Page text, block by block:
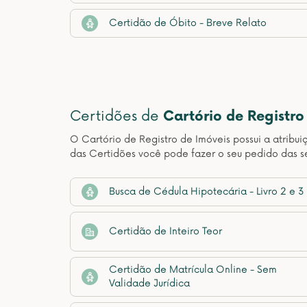
Certidão de Óbito - Breve Relato
Certidões de Cartório de Registro
O Cartório de Registro de Imóveis possui a
das Certidões você pode fazer o seu pedido das
Busca de Cédula Hipotecária - Livro 2 e 3
Certidão de Inteiro Teor
Certidão de Matrícula Online - Sem
Validade Jurídica